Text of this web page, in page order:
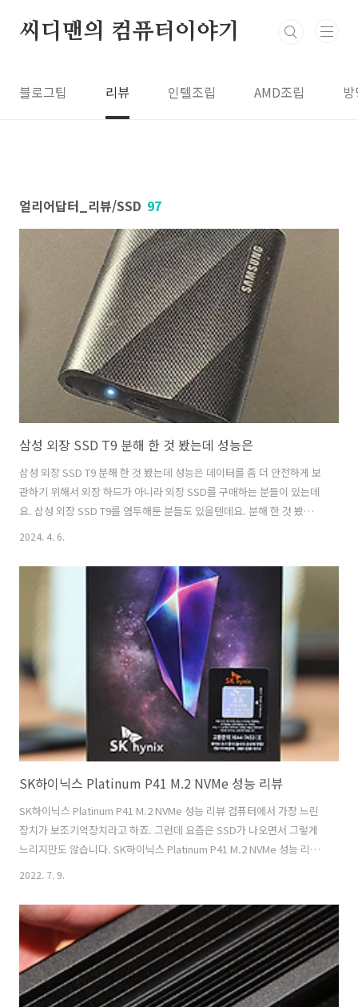
씨디맨의 컴퓨터이야기
블로그팁 리뷰 인텔조립 AMD조립
얼리어답터_리뷰/SSD 97
삼성 외장 SSD T9 분해 한 것 봤는데 성능은
삼성 외장 SSD T9 분해 한 것 봤는데 성능은 데이터를 좀 더 안전하게 보
관하기 위해서 외장 하드가 아니라 외장 SSD를 구매하는 분들이 있는데
요. 삼성 외장 SSD T9를 염두해둔 분들도 있을텐데요. 분해 한 것 봤는데
성능은 어떤지 대략 살펴봤습니다. 유튜브 보다보니 제품을 분해해서 내
데요. 근데 삼성 제품은 Dram이 없습니다. 일부에서는 속도가 없다고 말
하기도 하는데 그건 아니고, 정확히는 지속적인 쓰기 속도와 연관이 있습
니다. 출처 : Tech & Lifestyle 삼성 SSD T9 경우에는 기존보다 더 빠른
20Gbps를 지원하는 모델로 출시가 되었는데요. 삼성 제품을 구매하는
이유라면 AS가 잘 된다는 점도 있을겁..
2024. 4. 6.
SK하이닉스 Platinum P41 M.2 NVMe 성능 리뷰
SK하이닉스 Platinum P41 M.2 NVMe 성능 리뷰 컴퓨터에서 가장 느린
장치가 보조기억장치라고 하죠. 그런데 요즘은 SSD가 나오면서 그렇게
느리지만도 않습니다. SK하이닉스 Platinum P41 M.2 NVMe 성능 리뷰
를 해 봤는데요. 읽기성능 7000MB/s 쓰기 성능 6500MB/s를 지원하는
M.2 NVMe는 500GB 1TB 2TB 이렇게 3가지 타입의 용량으로 나왔습니
다. PCIe3.0에서 어느정도 제한이 있었던 SSD 시장에서 이제는
PCIe4.0으로 넘어가면서 더 빠른 읽기 쓰기 성능을 가진 제품들이 많이
나와 있는데요. SK하이닉스는 자사 낸드플래시를 이용해서 고성능 SSD
를 만들고 있었는데 ..
2022. 7. 9.